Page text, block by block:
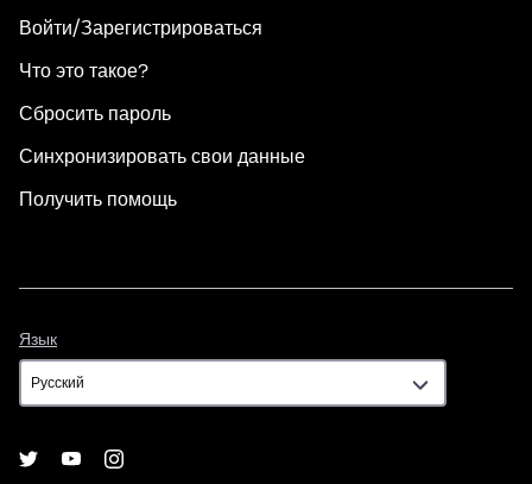
Войти/Зарегистрироваться
Что это такое?
Сбросить пароль
Синхронизировать свои данные
Получить помощь
Язык